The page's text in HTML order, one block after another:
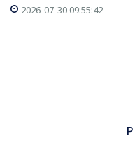
2026-07-30 09:55:42